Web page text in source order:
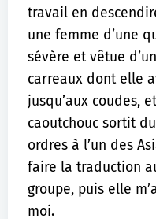
travail en
une femme d’une
sévère et vêtue
carreaux dont elle
jusqu’aux coudes,
caoutchouc sortit
ordres à l’un des
faire la traduction
groupe, puis elle
moi.